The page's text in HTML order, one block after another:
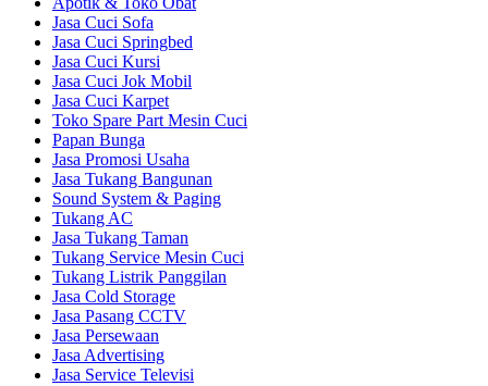
Jasa Cuci Sofa
Jasa Cuci Springbed
Jasa Cuci Kursi
Jasa Cuci Jok Mobil
Jasa Cuci Karpet
Toko Spare Part Mesin Cuci
Papan Bunga
Jasa Promosi Usaha
Jasa Tukang Bangunan
Sound System & Paging
Tukang AC
Jasa Tukang Taman
Tukang Service Mesin Cuci
Tukang Listrik Panggilan
Jasa Cold Storage
Jasa Pasang CCTV
Jasa Persewaan
Jasa Advertising
Jasa Service Televisi